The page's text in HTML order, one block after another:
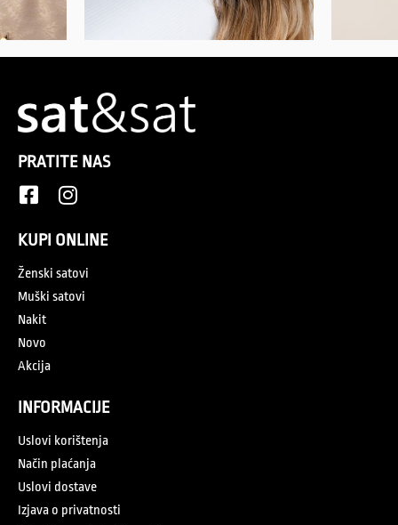
PRATITE NAS
KUPI ONLINE
Ženski satovi
Muški satovi
Nakit
Novo
Akcija
INFORMACIJE
Uslovi korištenja
Način plaćanja
Uslovi dostave
Izjava o privatnosti